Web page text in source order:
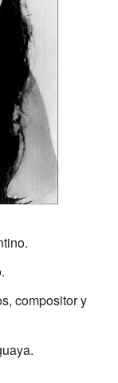
compositor y